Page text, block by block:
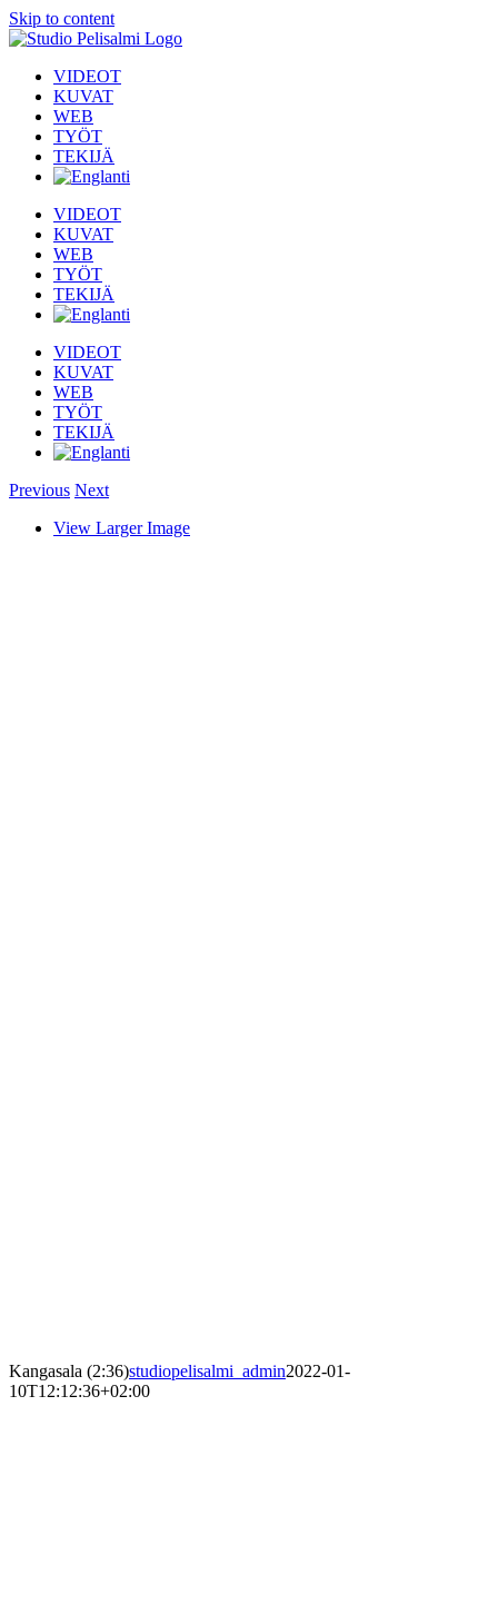
Skip to content
VIDEOT
KUVAT
WEB
TYÖT
TEKIJÄ
VIDEOT
KUVAT
WEB
TYÖT
TEKIJÄ
VIDEOT
KUVAT
WEB
TYÖT
TEKIJÄ
Previous Next
View Larger Image
Kangasala (2:36)studiopelisalmi_admin2022-01-
10T12:12:36+02:00